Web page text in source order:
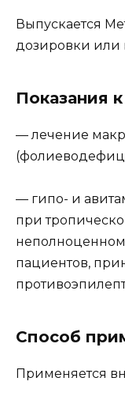
Выпускается
дозировки или
Показания
— лечение
— гипо- и
при
пациентов,
Способ
Применяется